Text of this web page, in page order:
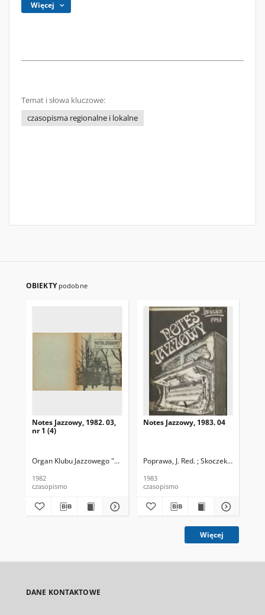
Więcej
Temat i słowa kluczowe:
czasopisma regionalne i lokalne
OBIEKTY podobne
Notes Jazzowy, 1982. 03,
nr 1 (4)
Organ Klubu Jazzowego "Rotunda" Skoczek, T. Red.
1982
czasopismo
Notes Jazzowy, 1983. 04
Poprawa, J. Red. ; Skoczek T. Red.
1983
czasopismo
Więcej
DANE KONTAKTOWE